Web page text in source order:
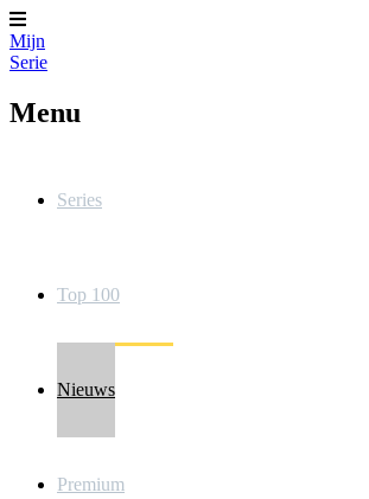
Mijn
Serie
Menu
Series
Top 100
Nieuws
Premium